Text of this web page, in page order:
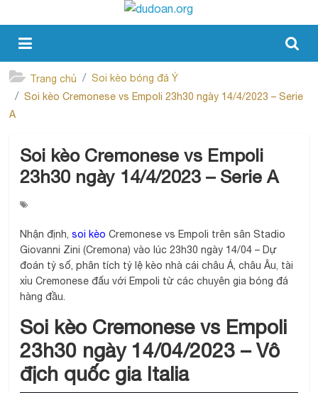
Trang chủ
Soi kèo bóng đá Ý
Soi kèo Cremonese vs Empoli 23h30 ngày 14/4/2023 – Serie
A
Soi kèo Cremonese vs Empoli
23h30 ngày 14/4/2023 – Serie A
Nhận định,soi kèo Cremonese vs Empoli trên sân Stadio
Giovanni Zini (Cremona) vào lúc 23h30 ngày 14/04 – Dự
đoán tỷ số, phân tích tỷ lệ kèo nhà cái châu Á, châu Âu, tài
xỉu Cremonese đấu với Empoli từ các chuyên gia bóng đá
hàng đầu.
Soi kèo Cremonese vs Empoli
23h30 ngày 14/04/2023 – Vô
địch quốc gia Italia